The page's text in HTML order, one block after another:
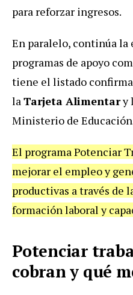
para reforzar ingresos.
En paralelo, continúa la
programas de apoyo
tiene el listado
laTarjeta Alimentary
Ministerio de
El programa Potenciar
mejorar el empleo y
productivas a través de
formación laboral y
Potenciar
cobran y qué